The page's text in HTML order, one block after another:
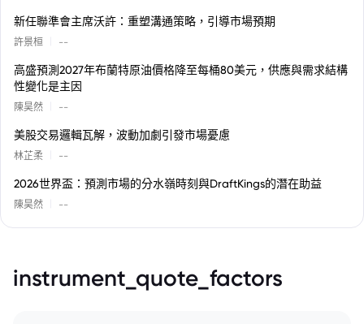
新任聯準會主席沃許：重塑溝通策略，引導市場預期
許景桓 --
高盛預測2027年布蘭特原油價格降至每桶80美元，供應與需求結構
性變化是主因
陳昊然 --
美股交易邏輯瓦解，波動加劇引發市場憂慮
林芷柔 --
2026世界盃：預測市場的分水嶺時刻與DraftKings的潛在助益
陳昊然 --
instrument_quote_factors